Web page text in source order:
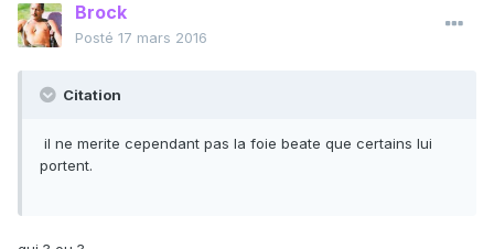
Brock
Posté 17 mars 2016
Citation
il ne merite cependant pas la foie beate que certains lui
portent.